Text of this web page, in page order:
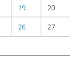
19 20
26 27